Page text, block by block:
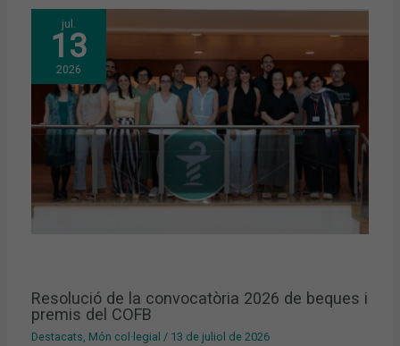
jul.
13
2026
Resolució de la convocatòria 2026 de beques i
premis del COFB
Destacats, Món col·legial / 13 de juliol de 2026